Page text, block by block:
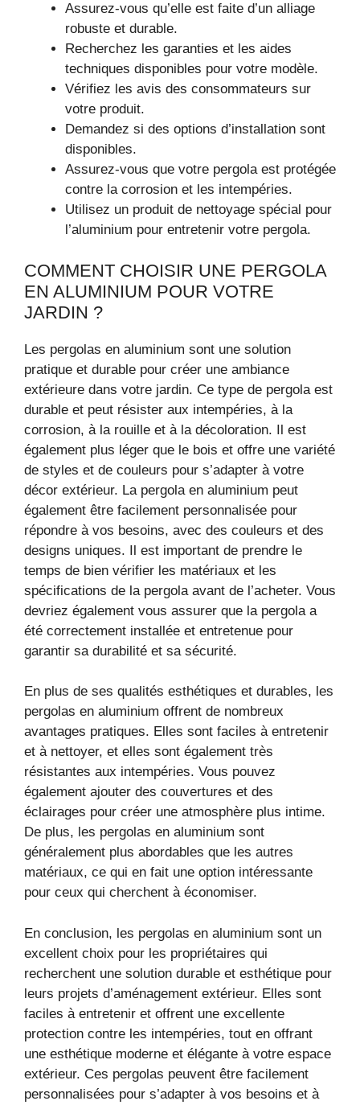
Assurez-vous qu’elle est faite d’un alliage
robuste et durable.
Recherchez les garanties et les aides
techniques disponibles pour votre modèle.
Vérifiez les avis des consommateurs sur
votre produit.
Demandez si des options d’installation sont
disponibles.
Assurez-vous que votre pergola est protégée
contre la corrosion et les intempéries.
Utilisez un produit de nettoyage spécial pour
l’aluminium pour entretenir votre pergola.
COMMENT CHOISIR UNE PERGOLA
EN ALUMINIUM POUR VOTRE
JARDIN ?
Les pergolas en aluminium sont une solution
pratique et durable pour créer une ambiance
extérieure dans votre jardin. Ce type de pergola est
durable et peut résister aux intempéries, à la
corrosion, à la rouille et à la décoloration. Il est
également plus léger que le bois et offre une variété
de styles et de couleurs pour s’adapter à votre
décor extérieur. La pergola en aluminium peut
également être facilement personnalisée pour
répondre à vos besoins, avec des couleurs et des
designs uniques. Il est important de prendre le
temps de bien vérifier les matériaux et les
spécifications de la pergola avant de l’acheter. Vous
devriez également vous assurer que la pergola a
été correctement installée et entretenue pour
garantir sa durabilité et sa sécurité.
En plus de ses qualités esthétiques et durables, les
pergolas en aluminium offrent de nombreux
avantages pratiques. Elles sont faciles à entretenir
et à nettoyer, et elles sont également très
résistantes aux intempéries. Vous pouvez
également ajouter des couvertures et des
éclairages pour créer une atmosphère plus intime.
De plus, les pergolas en aluminium sont
généralement plus abordables que les autres
matériaux, ce qui en fait une option intéressante
pour ceux qui cherchent à économiser.
En conclusion, les pergolas en aluminium sont un
excellent choix pour les propriétaires qui
recherchent une solution durable et esthétique pour
leurs projets d’aménagement extérieur. Elles sont
faciles à entretenir et offrent une excellente
protection contre les intempéries, tout en offrant
une esthétique moderne et élégante à votre espace
extérieur. Ces pergolas peuvent être facilement
personnalisées pour s’adapter à vos besoins et à